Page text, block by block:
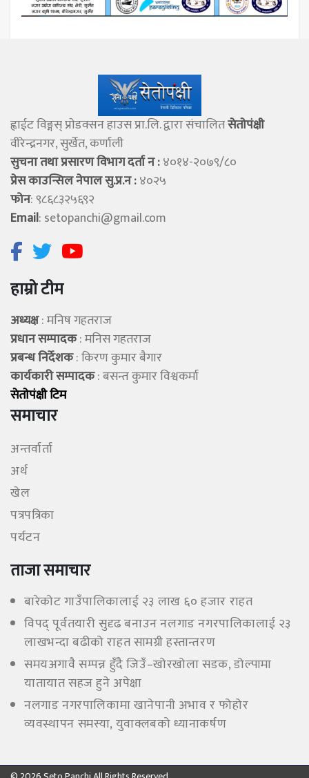
ह्वाईट विङ्गस् प्राेडक्सन हाउस प्रा.लि. द्वारा संचालितसेताेपंक्षी
वीरेन्द्रनगर, सुर्खेत, कर्णाली
सुचना तथा प्रसारण विभाग दर्ता न :४०१४-२०७९/८०
प्रेस काउन्सिल नेपाल सु.प्र.न :४०२५
फोन: ९८६८३२५६९२
Email: setopanchi@gmail.com
हाम्रो टीम
अध्यक्ष: मनिष गहतराज
प्रधान सम्पादक: मनिस गहतराज
प्रबन्ध निर्देशक: किरण कुमार बैगार
कार्यकारी सम्पादक: बसन्त कुमार विश्वकर्मा
सेताेपंक्षी टिम
समाचार
अन्तर्वार्ता
अर्थ
खेल
पत्रपत्रिका
पर्यटन
ताजा समाचार
बारेकोट गाउँपालिकालाई २३ लाख ६० हजार राहत
विपद् पूर्वतयारी सुदृढ बनाउन नलगाड नगरपालिकालाई २३
लाखभन्दा बढीको राहत सामग्री हस्तान्तरण
समयअगावै सम्पन्न हुँदै जिउँ–खोरखोला सडक, डोल्पामा
यातायात सहज हुने अपेक्षा
नलगाड नगरपालिकामा खानेपानी अभाव र फोहोर
व्यवस्थापन समस्या, युवाक्लबको ध्यानाकर्षण